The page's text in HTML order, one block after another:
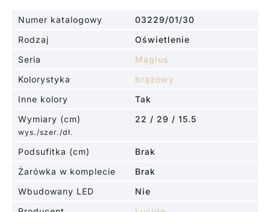
Numer katalogowy
03229/01/30
Rodzaj
Oświetlenie
Seria
Magius
Kolorystyka
brązowy
Inne kolory
Tak
Wymiary (cm)
wys./szer./dł.
22 / 29 / 15.5
Podsufitka (cm)
Brak
Żarówka w komplecie
Brak
Wbudowany LED
Nie